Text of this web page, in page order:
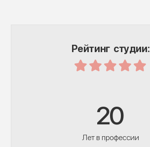
Рейтинг студии:
20
Лет в профессии